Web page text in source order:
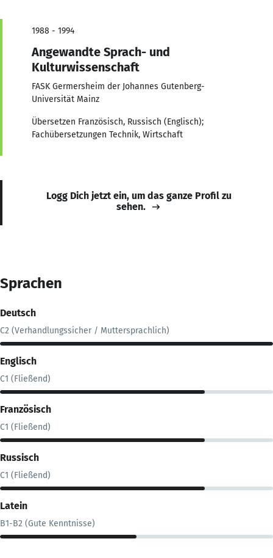
1988 - 1994
Angewandte Sprach- und
Kulturwissenschaft
FASK Germersheim der Johannes Gutenberg-
Universität Mainz
Übersetzen Französisch, Russisch (Englisch);
Fachübersetzungen Technik, Wirtschaft
Logg Dich jetzt ein, um das ganze Profil zu
sehen.
Sprachen
Deutsch
C2 (Verhandlungssicher / Muttersprachlich)
Englisch
C1 (Fließend)
Französisch
C1 (Fließend)
Russisch
C1 (Fließend)
Latein
B1-B2 (Gute Kenntnisse)